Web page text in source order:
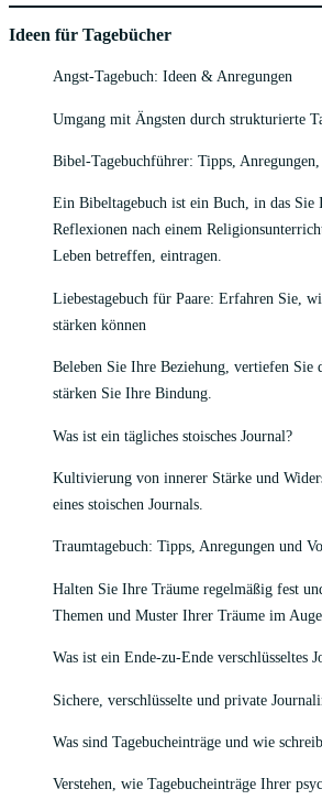
Ideen für Tagebücher
Angst-Tagebuch: Ideen & Anregungen
Umgang mit Ängsten durch strukturierte
Bibel-Tagebuchführer: Tipps,
Ein Bibeltagebuch ist ein Buch, in das Sie
Reflexionen nach einem
Leben betreffen, eintragen.
Liebestagebuch für Paare: Erfahren Sie,
stärken können
Beleben Sie Ihre Beziehung, vertiefen Sie
stärken Sie Ihre Bindung.
Was ist ein tägliches stoisches Journal?
Kultivierung von innerer Stärke und
eines stoischen Journals.
Traumtagebuch: Tipps, Anregungen und
Halten Sie Ihre Träume regelmäßig fest
Themen und Muster Ihrer Träume im Auge.
Was ist ein Ende-zu-Ende verschlüsseltes
Sichere, verschlüsselte und private
Was sind Tagebucheinträge und wie
Verstehen, wie Tagebucheinträge Ihrer